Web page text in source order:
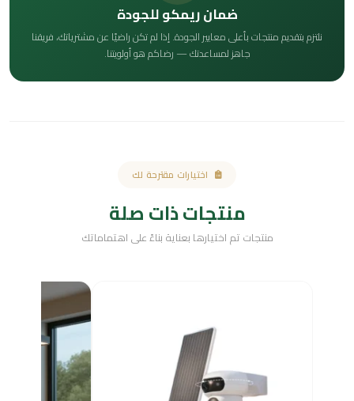
ضمان ريمكو للجودة
نلتزم بتقديم منتجات بأعلى معايير الجودة. إذا لم تكن راضيًا عن مشترياتك، فريقنا
جاهز لمساعدتك — رضاكم هو أولويتنا.
اختيارات مقترحة لك
منتجات ذات صلة
منتجات تم اختيارها بعناية بناءً على اهتماماتك